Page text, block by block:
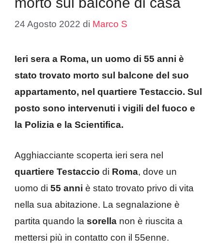
24 Agosto 2022 di Marco S
Ieri sera a Roma, un uomo di 55 anni è
stato trovato morto sul balcone del suo
appartamento, nel quartiere Testaccio. Sul
posto sono intervenuti i vigili del fuoco e
la Polizia e la Scientifica.
Agghiacciante scoperta ieri sera nel
quartiere Testaccio di Roma, dove un
uomo di 55 anni è stato trovato privo di vita
nella sua abitazione. La segnalazione è
partita quando la sorella non è riuscita a
mettersi più in contatto con il 55enne.